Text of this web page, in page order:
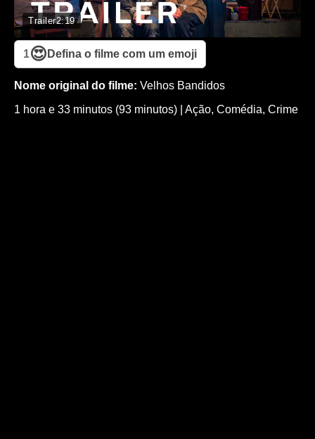
Trailer2:19
1😍 Defina o filme com um emoji
Nome original do filme: Velhos Bandidos
1 hora e 33 minutos (93 minutos)
Ação, Comédia, Crime